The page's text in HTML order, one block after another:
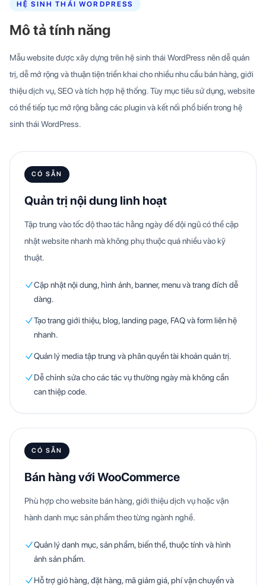
HỆ SINH THÁI WORDPRESS
Mô tả tính năng
Mẫu website được xây dựng trên hệ sinh thái WordPress nên dễ quản
trị, dễ mở rộng và thuận tiện triển khai cho nhiều nhu cầu bán hàng, giới
thiệu dịch vụ, SEO và tích hợp hệ thống. Tùy mục tiêu sử dụng, website
có thể tiếp tục mở rộng bằng các plugin và kết nối phổ biến trong hệ
sinh thái WordPress.
CÓ SẴN
Quản trị nội dung linh hoạt
Tập trung vào tốc độ thao tác hằng ngày để đội ngũ có thể cập
nhật website nhanh mà không phụ thuộc quá nhiều vào kỹ
thuật.
Cập nhật nội dung, hình ảnh, banner, menu và trang đích dễ
dàng.
Tạo trang giới thiệu, blog, landing page, FAQ và form liên hệ
nhanh.
Quản lý media tập trung và phân quyền tài khoản quản trị.
Dễ chỉnh sửa cho các tác vụ thường ngày mà không cần
can thiệp code.
CÓ SẴN
Bán hàng với WooCommerce
Phù hợp cho website bán hàng, giới thiệu dịch vụ hoặc vận
hành danh mục sản phẩm theo từng ngành nghề.
Quản lý danh mục, sản phẩm, biến thể, thuộc tính và hình
ảnh sản phẩm.
Hỗ trợ giỏ hàng, đặt hàng, mã giảm giá, phí vận chuyển và